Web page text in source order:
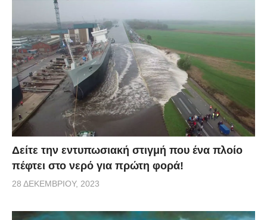
Δείτε την εντυπωσιακή στιγμή που ένα πλοίο
πέφτει στο νερό για πρώτη φορά!
28 ΔΕΚΕΜΒΡΊΟΥ, 2023